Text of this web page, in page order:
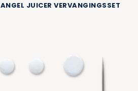
ANGEL JUICER VERVANGINGSSET